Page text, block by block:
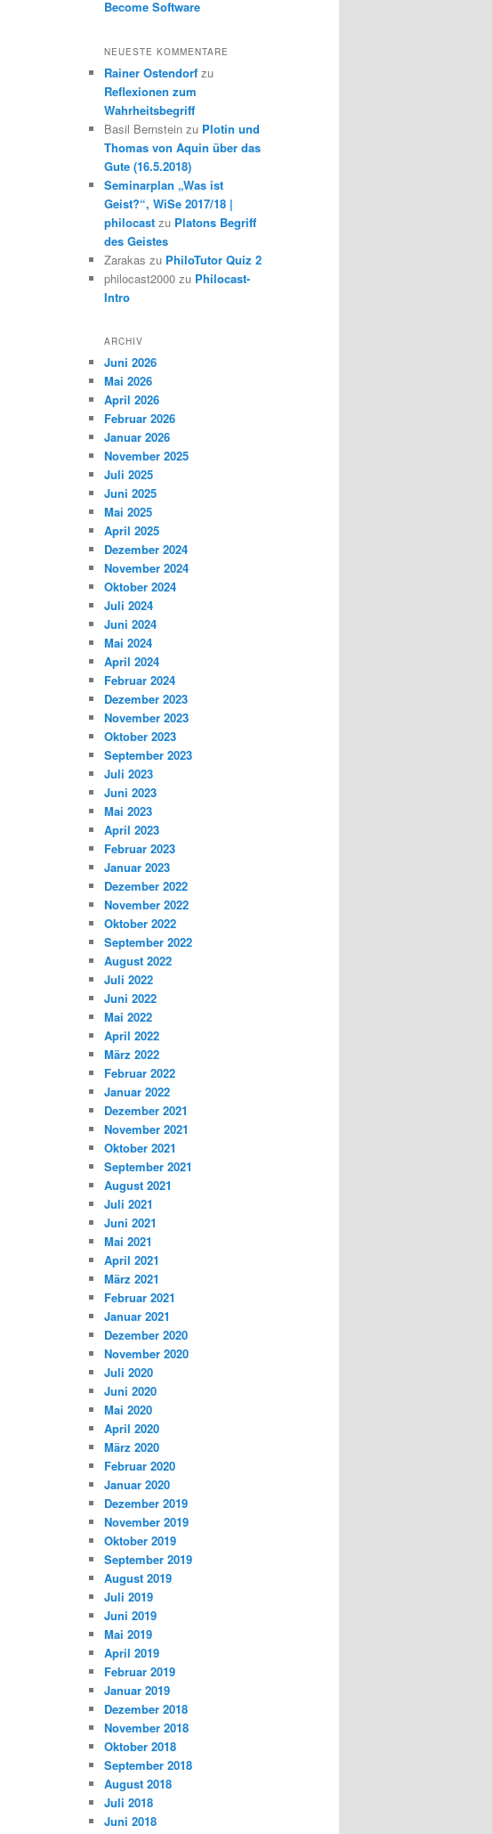
Become Software
NEUESTE KOMMENTARE
Rainer Ostendorf zu
Reflexionen zum
Wahrheitsbegriff
Basil Bernstein zu Plotin und
Thomas von Aquin über das
Gute (16.5.2018)
Seminarplan „Was ist
Geist?“, WiSe 2017/18 |
philocast zu Platons Begriff
des Geistes
Zarakas zu PhiloTutor Quiz 2
philocast2000 zu Philocast-
Intro
ARCHIV
Juni 2026
Mai 2026
April 2026
Februar 2026
Januar 2026
November 2025
Juli 2025
Juni 2025
Mai 2025
April 2025
Dezember 2024
November 2024
Oktober 2024
Juli 2024
Juni 2024
Mai 2024
April 2024
Februar 2024
Dezember 2023
November 2023
Oktober 2023
September 2023
Juli 2023
Juni 2023
Mai 2023
April 2023
Februar 2023
Januar 2023
Dezember 2022
November 2022
Oktober 2022
September 2022
August 2022
Juli 2022
Juni 2022
Mai 2022
April 2022
März 2022
Februar 2022
Januar 2022
Dezember 2021
November 2021
Oktober 2021
September 2021
August 2021
Juli 2021
Juni 2021
Mai 2021
April 2021
März 2021
Februar 2021
Januar 2021
Dezember 2020
November 2020
Juli 2020
Juni 2020
Mai 2020
April 2020
März 2020
Februar 2020
Januar 2020
Dezember 2019
November 2019
Oktober 2019
September 2019
August 2019
Juli 2019
Juni 2019
Mai 2019
April 2019
Februar 2019
Januar 2019
Dezember 2018
November 2018
Oktober 2018
September 2018
August 2018
Juli 2018
Juni 2018